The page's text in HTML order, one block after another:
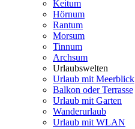
Keitum
Hörnum
Rantum
Morsum
Tinnum
Archsum
Urlaubswelten
Urlaub mit Meerblick
Balkon oder Terrasse
Urlaub mit Garten
Wanderurlaub
Urlaub mit WLAN